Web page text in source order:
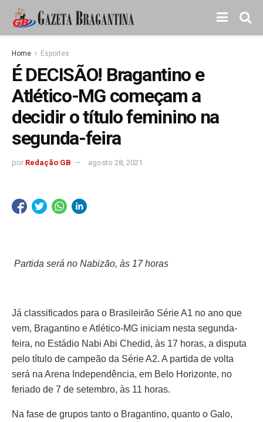
Home Esportes
É DECISÃO! Bragantino e
Atlético-MG começam a
decidir o título feminino na
segunda-feira
por Redação GB agosto 28, 2021
Partida será no Nabizão, às 17 horas
Já classificados para o Brasileirão Série A1 no ano que
vem, Bragantino e Atlético-MG iniciam nesta segunda-
feira, no Estádio Nabi Abi Chedid, às 17 horas, a disputa
pelo título de campeão da Série A2. A partida de volta
será na Arena Independência, em Belo Horizonte, no
feriado de 7 de setembro, às 11 horas.
Na fase de grupos tanto o Bragantino, quanto o Galo,